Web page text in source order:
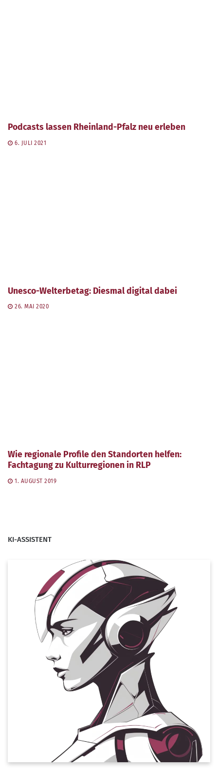
Podcasts lassen Rheinland-Pfalz neu erleben
6. JULI 2021
Unesco-Welterbetag: Diesmal digital dabei
26. MAI 2020
Wie regionale Profile den Standorten helfen:
Fachtagung zu Kulturregionen in RLP
1. AUGUST 2019
KI-ASSISTENT